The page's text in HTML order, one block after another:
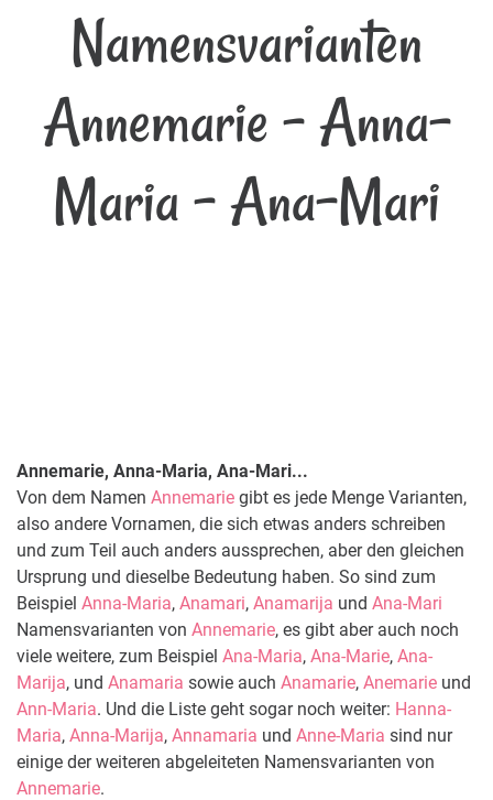
Namensvarianten
Annemarie - Anna-
Maria - Ana-Mari
Annemarie, Anna-Maria, Ana-Mari...
Von dem Namen Annemarie gibt es jede Menge Varianten,
also andere Vornamen, die sich etwas anders schreiben
und zum Teil auch anders aussprechen, aber den gleichen
Ursprung und dieselbe Bedeutung haben. So sind zum
Beispiel Anna-Maria, Anamari, Anamarija und Ana-Mari
Namensvarianten von Annemarie, es gibt aber auch noch
viele weitere, zum Beispiel Ana-Maria, Ana-Marie, Ana-
Marija, und Anamaria sowie auch Anamarie, Anemarie und
Ann-Maria. Und die Liste geht sogar noch weiter: Hanna-
Maria, Anna-Marija, Annamaria und Anne-Maria sind nur
einige der weiteren abgeleiteten Namensvarianten von
Annemarie.